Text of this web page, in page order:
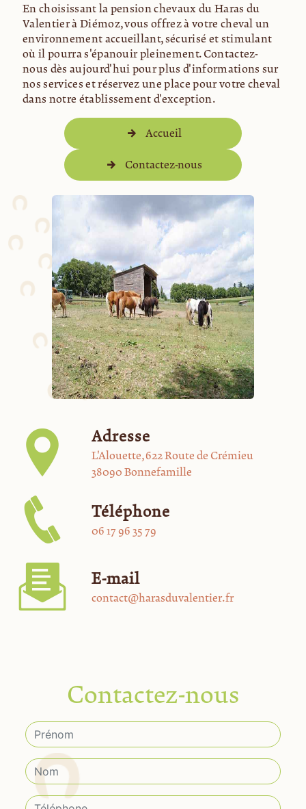
En choisissant la pension chevaux du Haras du
Valentier à Diémoz, vous offrez à votre cheval un
environnement accueillant, sécurisé et stimulant
où il pourra s'épanouir pleinement. Contactez-
nous dès aujourd'hui pour plus d'informations sur
nos services et réservez une place pour votre cheval
dans notre établissement d'exception.
Accueil
Contactez-nous
Adresse
L'Alouette, 622 Route de Crémieu
38090 Bonnefamille
Téléphone
06 17 96 35 79
E-mail
contact@harasduvalentier.fr
Contactez-nous